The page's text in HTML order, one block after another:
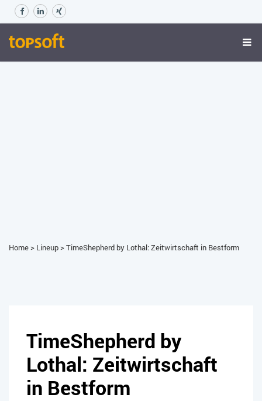
Home> Lineup>TimeShepherd by Lothal: Zeitwirtschaft in Bestform
TimeShepherd by
Lothal: Zeitwirtschaft
in Bestform